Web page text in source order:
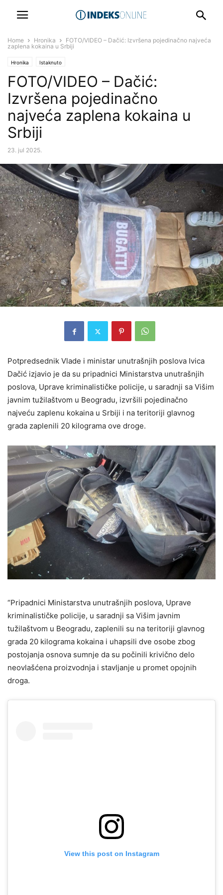
Home Hronika
FOTO/VIDEO – Dačić: Izvršena pojedinačno najveća
zaplena kokaina u Srbiji
Hronika Istaknuto
FOTO/VIDEO – Dačić:
Izvršena pojedinačno
najveća zaplena kokaina u
Srbiji
23. jul 2025.
Potpredsednik Vlade i ministar unutrašnjih poslova Ivica
Dačić izjavio je da su pripadnici Ministarstva unutrašnjih
poslova, Uprave kriminalističke policije, u saradnji sa Višim
javnim tužilaštvom u Beogradu, izvršili pojedinačno
najveću zaplenu kokaina u Srbiji i na teritoriji glavnog
grada zaplenili 20 kilograma ove droge.
“Pripadnici Ministarstva unutrašnjih poslova, Uprave
kriminalističke policije, u saradnji sa Višim javnim
tužilaštvom u Beogradu, zaplenili su na teritoriji glavnog
grada 20 kilograma kokaina i uhapsili dve osobe zbog
postojanja osnova sumnje da su počinili krivično delo
neovlašćena proizvodnja i stavljanje u promet opojnih
droga.
View this post on Instagram